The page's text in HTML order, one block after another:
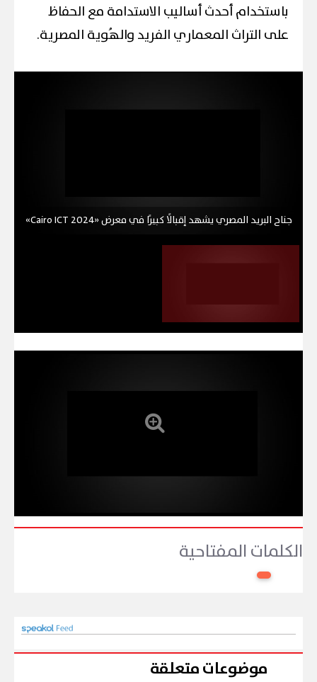
باستخدام أحدث أساليب الاستدامة مع الحفاظ
على التراث المعماري الفريد والهُوية المصرية.
جناح البريد المصري يشهد إقبالًا كبيرًا في معرض «Cairo ICT 2024»
الكلمات المفتاحية
موضوعات متعلقة